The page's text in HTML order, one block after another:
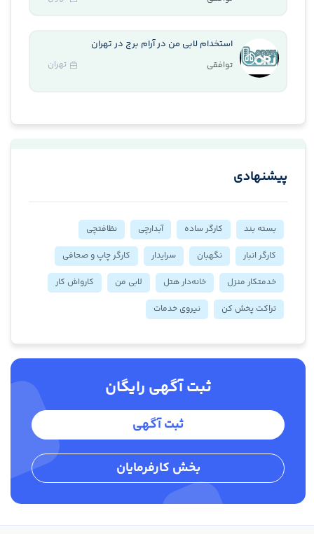
استخدام لابی من در آرام برج در تهران
توافقی تهران
پیشنهادی
بسته بند کارگر ساده آبدارچی
نظافتچی
کارگر انبار
نگهبان سرایدار
کارگر چاپ و صحافی
خدمتکار منزل
خانه‌دار هتل لابی من
کارواش کار
تراکت پخش کن
نیروی خدمات
ثبت آگهی رایگان
ثبت آگهی
بخش کارفرمایان